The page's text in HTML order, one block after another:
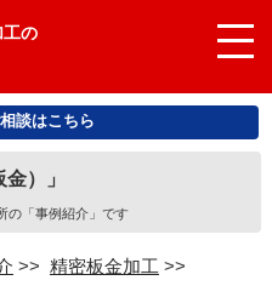
工の
談はこちら
）」
の「事例紹介」です
>> 精密板金加工 >>